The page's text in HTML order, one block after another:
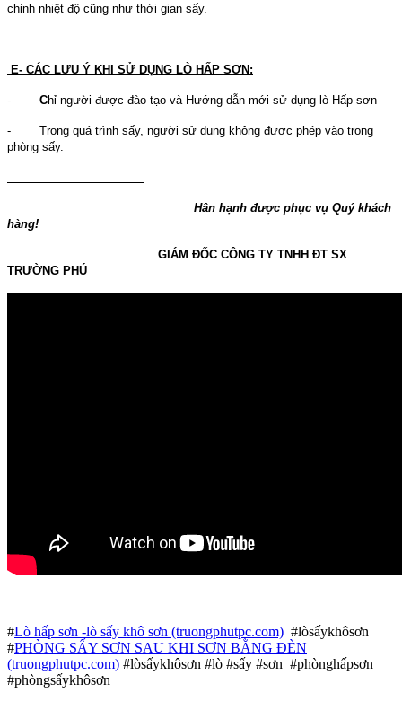
chỉnh nhiệt độ cũng như thời gian sấy.
E- CÁC LƯU Ý KHI SỬ DỤNG LÒ HẤP SƠN:
- Chỉ người được đào tạo và Hướng dẫn mới sử dụng lò Hấp sơn
- Trong quá trình sấy, người sử dụng không được phép vào trong
phòng sấy.
Hân hạnh được phục vụ Quý khách
hàng!
GIÁM ĐỐC CÔNG TY TNHH ĐT SX
TRƯỜNG PHÚ
#Lò hấp sơn -lò sấy khô sơn (truongphutpc.com) #lòsấykhôsơn
#PHÒNG SẤY SƠN SAU KHI SƠN BẰNG ĐÈN
(truongphutpc.com) #lòsấykhôsơn #lò #sấy #sơn #phònghấpsơn
#phòngsấykhôsơn